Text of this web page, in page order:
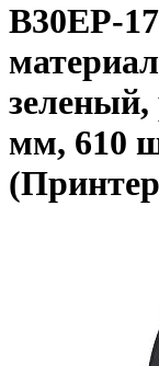
B30EP-
зеленый,
мм, 610